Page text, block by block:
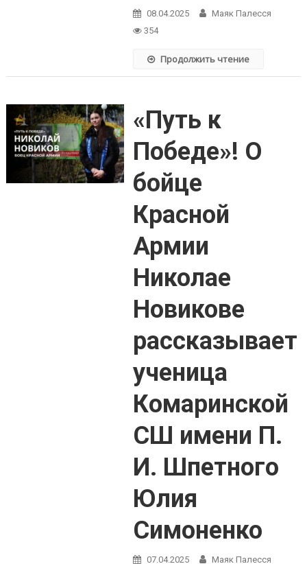
08.04.2025
Маяк Палесся
354
Продолжить чтение
«Путь к
Победе»! О
бойце
Красной
Армии
Николае
Новикове
рассказывает
ученица
Комаринской
СШ имени П.
И. Шпетного
Юлия
Симоненко
07.04.2025 Маяк Палесся